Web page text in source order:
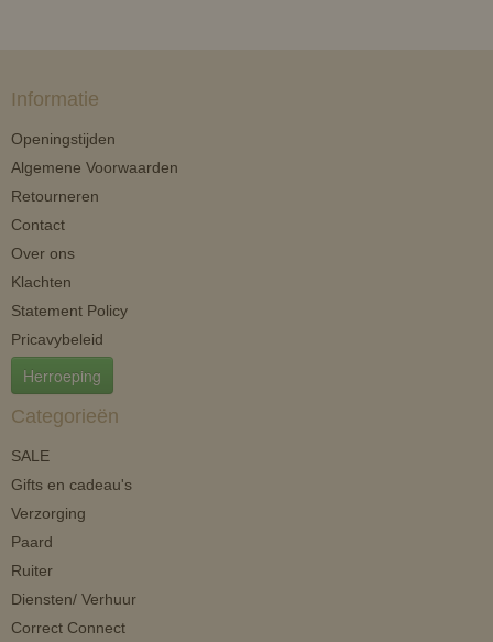
Informatie
Openingstijden
Algemene Voorwaarden
Retourneren
Contact
Over ons
Klachten
Statement Policy
Pricavybeleid
Herroeping
Categorieën
SALE
Gifts en cadeau's
Verzorging
Paard
Ruiter
Diensten/ Verhuur
Correct Connect